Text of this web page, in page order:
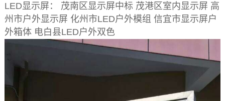
LED显示屏： 茂南区显示屏中标 茂港区室内显示屏 高
州市户外显示屏 化州市LED户外模组 信宜市显示屏户
外箱体 电白县LED户外双色